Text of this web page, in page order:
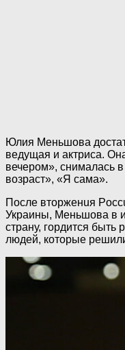
Юлия Меньшова
ведущая и актриса.
вечером», снималась
возраст», «Я сама».
После втopжeнuя
Украины, Меньшова в
страну, гордится быть
людей, которые